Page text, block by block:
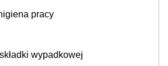
pracy
wypadkowej